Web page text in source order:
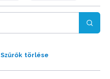
Szűrők törlése